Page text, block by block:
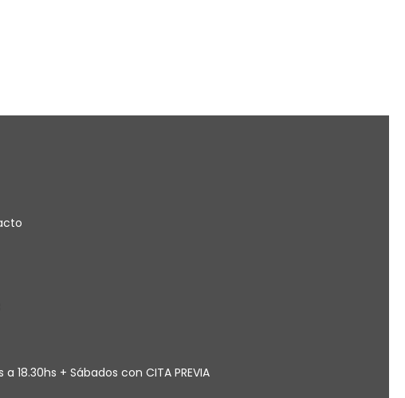
18.30hs + Sábados con CITA PREVIA